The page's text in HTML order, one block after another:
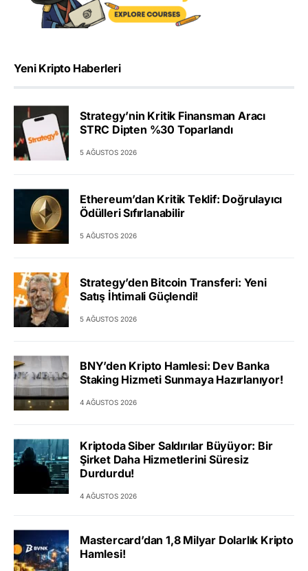
Yeni Kripto Haberleri
Strategy’nin Kritik Finansman Aracı
STRC Dipten %30 Toparlandı
5 AĞUSTOS 2026
Ethereum’dan Kritik Teklif: Doğrulayıcı
Ödülleri Sıfırlanabilir
5 AĞUSTOS 2026
Strategy’den Bitcoin Transferi: Yeni
Satış İhtimali Güçlendi!
5 AĞUSTOS 2026
BNY’den Kripto Hamlesi: Dev Banka
Staking Hizmeti Sunmaya Hazırlanıyor!
4 AĞUSTOS 2026
Kriptoda Siber Saldırılar Büyüyor: Bir
Şirket Daha Hizmetlerini Süresiz
Durdurdu!
4 AĞUSTOS 2026
Mastercard’dan 1,8 Milyar Dolarlık Kripto
Hamlesi!